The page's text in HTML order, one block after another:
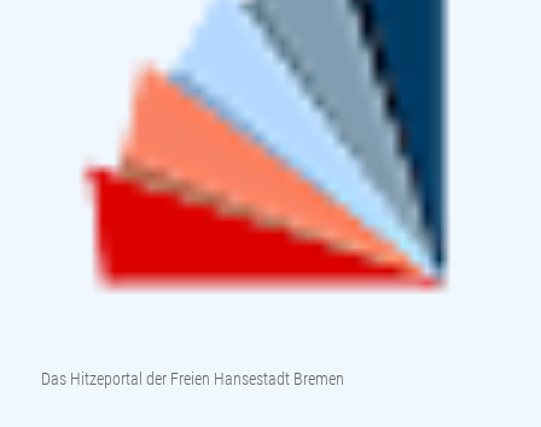
Das Hitzeportal der Freien Hansestadt Bremen